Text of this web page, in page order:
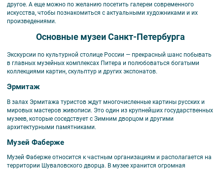
другое. А еще можно по желанию посетить галереи современного
искусства, чтобы познакомиться с актуальными художниками и их
произведениями.
Основные музеи Санкт-Петербурга
Экскурсии по культурной столице России — прекрасный шанс побывать
в главных музейных комплексах Питера и полюбоваться богатыми
коллекциями картин, скульптур и других экспонатов.
Эрмитаж
В залах Эрмитажа туристов ждут многочисленные картины русских и
мировых мастеров живописи. Это один из крупнейших государственных
музеев, которые соседствует с Зимним дворцом и другими
архитектурными памятниками.
Музей Фаберже
Музей Фаберже относится к частным организациям и располагается на
территории Шуваловского дворца. В музее хранится огромная